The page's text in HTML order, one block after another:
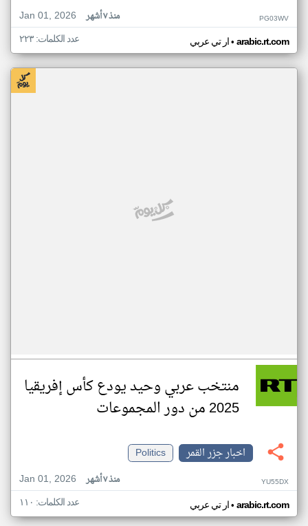
Jan 01, 2026
منذ ٧ أشهر PG03WV
ار تي عربي• arabic.rt.com عدد الكلمات: ٢٢٣
منتخب عربي وحيد يودع كأس إفريقيا
2025 من دور المجموعات
اخبار جزر القمر
Politics
Jan 01, 2026
منذ ٧ أشهر YU55DX
ار تي عربي• arabic.rt.com عدد الكلمات: ١١٠